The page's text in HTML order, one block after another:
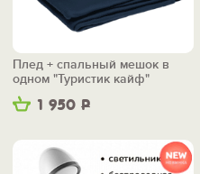
1 950 Р
Плед + спальный мешок в
одном "Туристик кайф"